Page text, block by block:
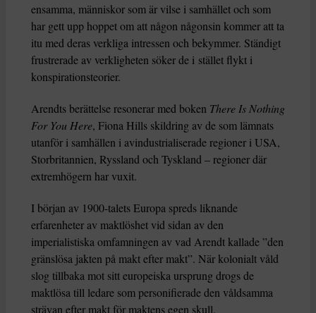
ensamma, människor som är vilse i samhället och som
har gett upp hoppet om att någon någonsin kommer att ta
itu med deras verkliga intressen och bekymmer. Ständigt
frustrerade av verkligheten söker de i stället flykt i
konspirationsteorier.
Arendts berättelse resonerar med boken There Is Nothing
For You Here, Fiona Hills skildring av de som lämnats
utanför i samhällen i avindustrialiserade regioner i USA,
Storbritannien, Ryssland och Tyskland – regioner där
extremhögern har vuxit.
I början av 1900-talets Europa spreds liknande
erfarenheter av maktlöshet vid sidan av den
imperialistiska omfamningen av vad Arendt kallade ”den
gränslösa jakten på makt efter makt”. När kolonialt våld
slog tillbaka mot sitt europeiska ursprung drogs de
maktlösa till ledare som personifierade den våldsamma
strävan efter makt för maktens egen skull.